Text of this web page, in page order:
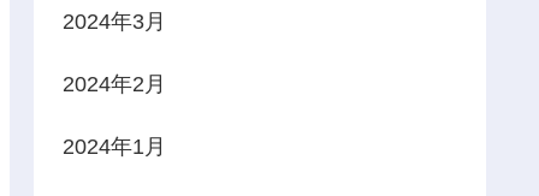
2024年3月
2024年2月
2024年1月